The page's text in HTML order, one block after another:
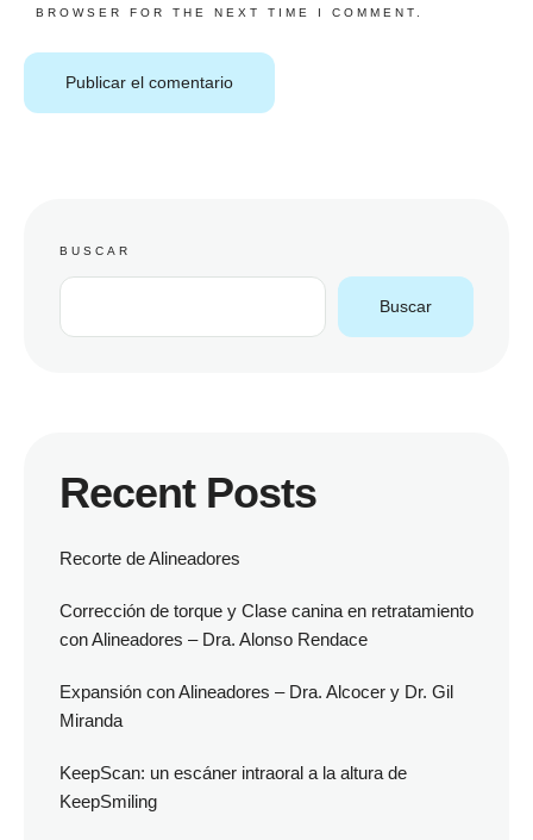
BROWSER FOR THE NEXT TIME I COMMENT.
BUSCAR
Buscar
Recent Posts
Recorte de Alineadores
Corrección de torque y Clase canina en retratamiento
con Alineadores – Dra. Alonso Rendace
Expansión con Alineadores – Dra. Alcocer y Dr. Gil
Miranda
KeepScan: un escáner intraoral a la altura de
KeepSmiling